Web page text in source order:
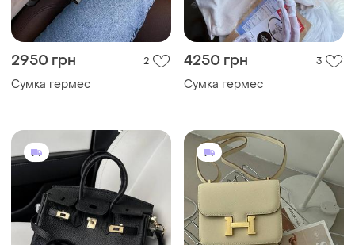
2950 грн 2
Сумка гермес
4250 грн 3
Сумка гермес